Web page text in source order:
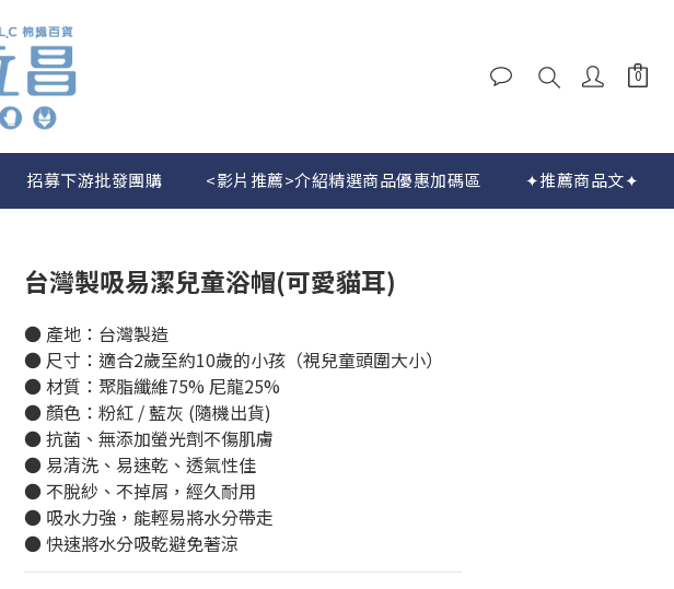
招募下游批發團購 <影片推薦>介紹精選商品優惠加碼區 ✦推薦商品文✦
台灣製吸易潔兒童浴帽(可愛貓耳)
● 產地：台灣製造
● 尺寸：適合2歲至約10歲的小孩（視兒童頭圍大小）
● 材質：聚脂纖維75% 尼龍25%
● 顏色：粉紅 / 藍灰 (隨機出貨)
● 抗菌、無添加螢光劑不傷肌膚
● 易清洗、易速乾、透氣性佳
● 不脫紗、不掉屑，經久耐用
● 吸水力強，能輕易將水分帶走
● 快速將水分吸乾避免著涼
立即購買